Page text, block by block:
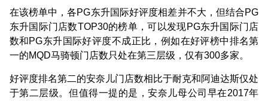
在该榜单中，各PG东升国际好评度相差并不大，但结合PG
东升国际门店数TOP30的榜单，可以发现PG东升国际门店
数和PG东升国际好评度不成正比，例如在好评榜中排名第
一的MQD马骑顿门店数只处在第三层级，仅有300多家。
好评度排名第二的安奈儿门店数相比于耐克和阿迪达斯仅处
于第二层级。但值得一提的是，安奈儿母公司早在2017年